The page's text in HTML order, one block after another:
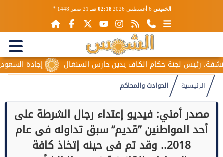
الخميس 02:18 صـ 21 صفر 1448 هـ
إجادة السعودية رئيس لجنة حكام الكاف يدين حارس السنغال
الرئيسية الحوادث والمحاكم
مصدر أمني: فيديو إعتداء رجال الشرطة على
أحد المواطنين ”قديم” سبق تداوله فى عام
2018.. وقد تم فى حينه إتخاذ كافة